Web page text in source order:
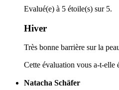
Evalué(e) à 5 étoile(s) sur 5.
Hiver
Très bonne barrière sur la
Cette évaluation vous a-t-elle
Natacha Schäfer